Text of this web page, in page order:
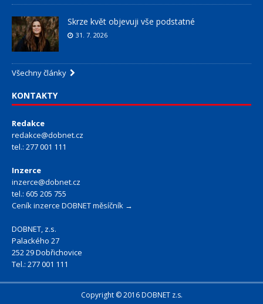
Skrze květ objevuji vše podstatné
31. 7. 2026
Všechny články
KONTAKTY
Redakce
redakce@dobnet.cz
tel.: 277 001 111
Inzerce
inzerce@dobnet.cz
tel.: 605 205 755
Ceník inzerce DOBNET měsíčník →
DOBNET, z.s.
Palackého 27
252 29 Dobřichovice
Tel.: 277 001 111
Copyright © 2016 DOBNET z.s.